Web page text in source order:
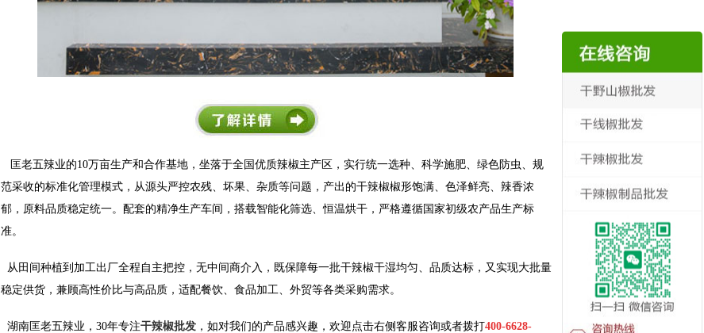
匡老五辣业的10万亩生产和合作基地，坐落于全国优质辣椒主产区，实行统一选种、科学施肥、绿色防虫、规
范采收的标准化管理模式，从源头严控农残、坏果、杂质等问题，产出的干辣椒椒形饱满、色泽鲜亮、辣香浓
郁，原料品质稳定统一。配套的精净生产车间，搭载智能化筛选、恒温烘干，严格遵循国家初级农产品生产标
准。
从田间种植到加工出厂全程自主把控，无中间商介入，既保障每一批干辣椒干湿均匀、品质达标，又实现大批量
稳定供货，兼顾高性价比与高品质，适配餐饮、食品加工、外贸等各类采购需求。
湖南匡老五辣业，30年专注干辣椒批发 ，如对我们的产品感兴趣，欢迎点击右侧客服咨询或者拨打400-6628-